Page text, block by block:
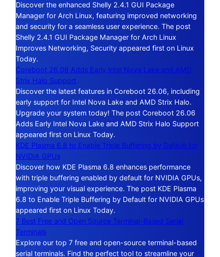
Discover the enhanced Shelly 2.4.1 GUI Package
Manager for Arch Linux, featuring improved networking
and security for a seamless user experience. The post
Shelly 2.4.1 GUI Package Manager for Arch Linux
Improves Networking, Security appeared first on Linux
Today.
Coreboot 26.06 Adds Early Intel Nova Lake and AMD
Strix Halo Support
Discover the latest features in Coreboot 26.06, including
early support for Intel Nova Lake and AMD Strix Halo.
Upgrade your system today! The post Coreboot 26.06
Adds Early Intel Nova Lake and AMD Strix Halo Support
appeared first on Linux Today.
KDE Plasma 6.8 to Enable Triple Buffering by Default for
NVIDIA GPUs
Discover how KDE Plasma 6.8 enhances performance
with triple buffering enabled by default for NVIDIA GPUs,
improving your visual experience. The post KDE Plasma
6.8 to Enable Triple Buffering by Default for NVIDIA GPUs
appeared first on Linux Today.
7 Best Free and Open Source Terminal-Based Serial
Terminals
Explore our top 7 free and open-source terminal-based
serial terminals. Find the perfect tool to streamline your